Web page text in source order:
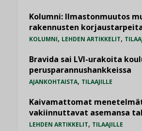
Kolumni: Ilmastonmuutos
rakennusten
KOLUMNI, LEHDEN ARTIKKELIT,
Bravida sai LVI-urakoita
perusparannushankkeissa
AJANKOHTAISTA, TILAAJILLE
Kaivamattomat
vakiinnuttavat asemansa
LEHDEN ARTIKKELIT, TILAAJILLE